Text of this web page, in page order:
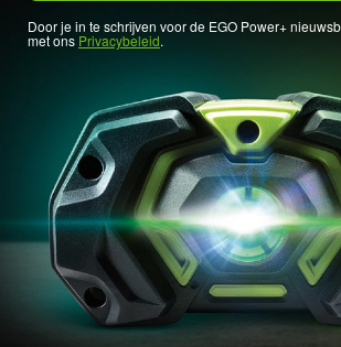
Door je in te schrijven voor de EGO Power+
met ons Privacybeleid.